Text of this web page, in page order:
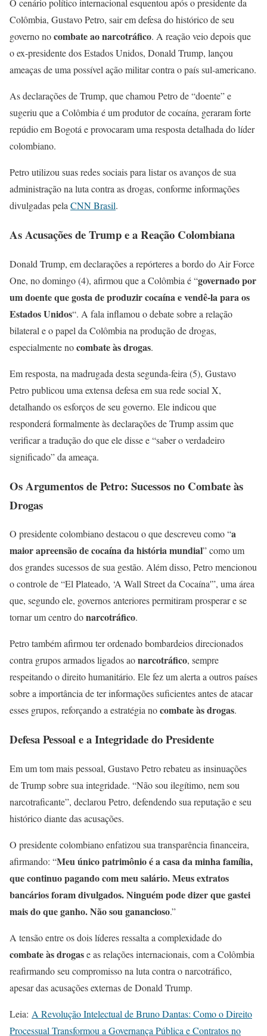
O cenário político internacional esquentou após o presidente da
Colômbia, Gustavo Petro, sair em defesa do histórico de seu
governo nocombate ao narcotráfico. A reação veio depois que
o ex-presidente dos Estados Unidos, Donald Trump, lançou
ameaças de uma possível ação militar contra o país sul-americano.
As declarações de Trump, que chamou Petro de “doente” e
sugeriu que a Colômbia é um produtor de cocaína, geraram forte
repúdio em Bogotá e provocaram uma resposta detalhada do líder
colombiano.
Petro utilizou suas redes sociais para listar os avanços de sua
administração na luta contra as drogas, conforme informações
divulgadas pelaCNN Brasil.
As Acusações de Trump e a Reação Colombiana
Donald Trump, em declarações a repórteres a bordo do Air Force
One, no domingo (4), afirmou que a Colômbia é “governado por
um doente que gosta de produzir cocaína e vendê-la para os
Estados Unidos“. A fala inflamou o debate sobre a relação
bilateral e o papel da Colômbia na produção de drogas,
especialmente nocombate às drogas.
Em resposta, na madrugada desta segunda-feira (5), Gustavo
Petro publicou uma extensa defesa em sua rede social X,
detalhando os esforços de seu governo. Ele indicou que
responderá formalmente às declarações de Trump assim que
verificar a tradução do que ele disse e “saber o verdadeiro
significado” da ameaça.
Os Argumentos de Petro: Sucessos no Combate às
Drogas
O presidente colombiano destacou o que descreveu como “a
maior apreensão de cocaína da história mundial” como um
dos grandes sucessos de sua gestão. Além disso, Petro mencionou
o controle de “El Plateado, ‘A Wall Street da Cocaína'”, uma área
que, segundo ele, governos anteriores permitiram prosperar e se
tornar um centro donarcotráfico.
Petro também afirmou ter ordenado bombardeios direcionados
contra grupos armados ligados aonarcotráfico, sempre
respeitando o direito humanitário. Ele fez um alerta a outros países
sobre a importância de ter informações suficientes antes de atacar
esses grupos, reforçando a estratégia nocombate às drogas.
Defesa Pessoal e a Integridade do Presidente
Em um tom mais pessoal, Gustavo Petro rebateu as insinuações
de Trump sobre sua integridade. “Não sou ilegítimo, nem sou
narcotraficante”, declarou Petro, defendendo sua reputação e seu
histórico diante das acusações.
O presidente colombiano enfatizou sua transparência financeira,
afirmando: “Meu único patrimônio é a casa da minha família,
que continuo pagando com meu salário. Meus extratos
bancários foram divulgados. Ninguém pode dizer que gastei
mais do que ganho. Não sou ganancioso.”
A tensão entre os dois líderes ressalta a complexidade do
combate às drogase as relações internacionais, com a Colômbia
reafirmando seu compromisso na luta contra o narcotráfico,
apesar das acusações externas de Donald Trump.
Leia: A Revolução Intelectual de Bruno Dantas: Como o Direito
Processual Transformou a Governança Pública e Contratos no